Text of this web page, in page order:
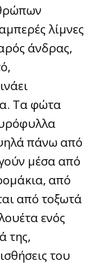
λίμνες
άνδρας,
Τα φώτα
πάνω από
μέσα από
από
από τοξωτά
ενός
της,
του